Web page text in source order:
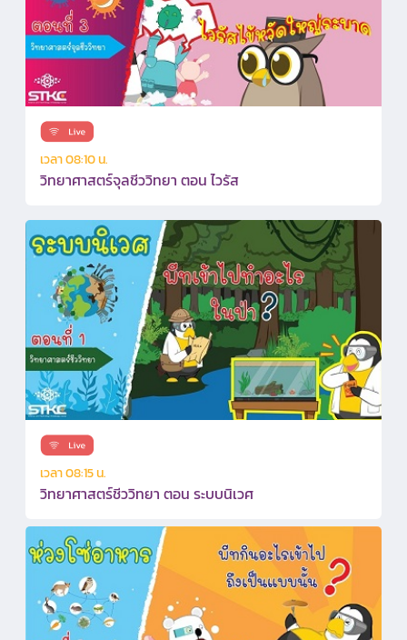
เวลา 08:10 น.
วิทยาศาสตร์จุลชีววิทยา ตอน ไวรัส
เวลา 08:15 น.
วิทยาศาสตร์ชีววิทยา ตอน ระบบนิเวศ